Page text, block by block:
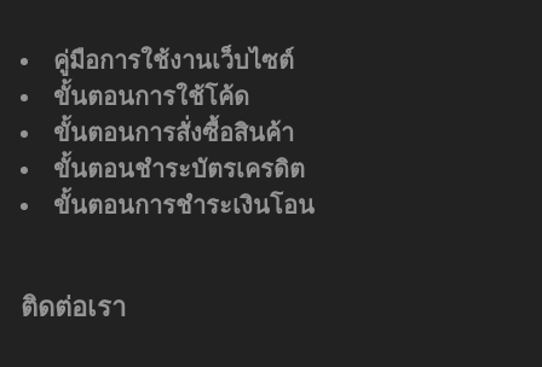
คู่มือการใช้งานเว็บไซต์
ขั้นตอนการใช้โค้ด
ขั้นตอนการสั่งซื้อสินค้า
ขั้นตอนชำระบัตรเครดิต
ขั้นตอนการชำระเงินโอน
ติดต่อเรา